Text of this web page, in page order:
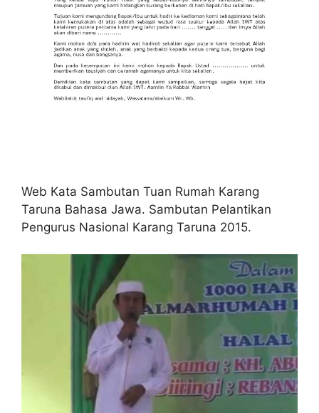
Web Kata Sambutan Tuan Rumah Karang
Taruna Bahasa Jawa. Sambutan Pelantikan
Pengurus Nasional Karang Taruna 2015.